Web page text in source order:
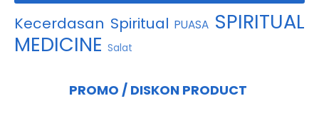
Kecerdasan SpiritualPUASA SPIRITUAL
MEDICINE Salat
PROMO / DISKON PRODUCT